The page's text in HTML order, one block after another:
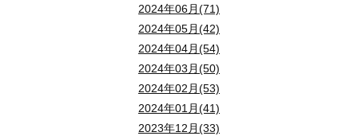
2024年06月(71)
2024年05月(42)
2024年04月(54)
2024年03月(50)
2024年02月(53)
2024年01月(41)
2023年12月(33)